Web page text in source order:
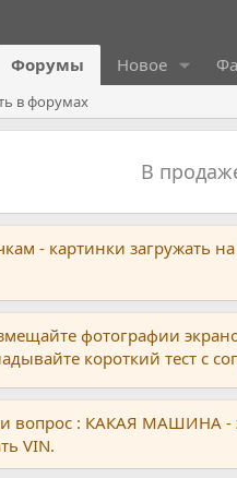
Форумы Новое
в форумах
В
- картинки загружать
фотографии
короткий тест с
вопрос : КАКАЯ МАШИНА -
VIN.